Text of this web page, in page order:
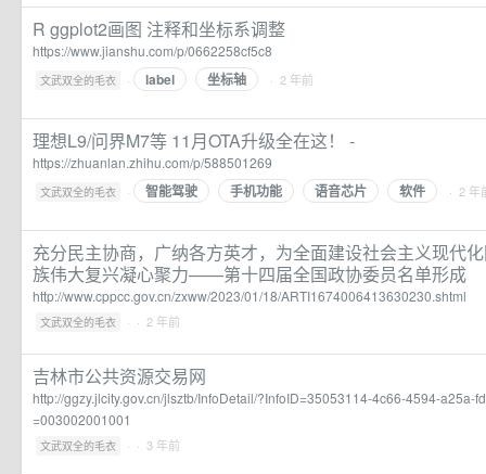
R ggplot2画图 注释和坐标系调整
https://www.jianshu.com/p/0662258cf5c8
文武双全的毛衣 · label 坐标轴 · 2 年前
理想L9/问界M7等 11月OTA升级全在这！ -
https://zhuanlan.zhihu.com/p/588501269
文武双全的毛衣 · 智能驾驶 手机功能 语音芯片 软件 · 2 年
充分民主协商，广纳各方英才，为全面建设社会主义现代
族伟大复兴凝心聚力——第十四届全国政协委员名单形成
http://www.cppcc.gov.cn/zxww/2023/01/18/ARTI1674006413630230.shtml
文武双全的毛衣 · · 2 年前
吉林市公共资源交易网
http://ggzy.jlcity.gov.cn/jlsztb/InfoDetail/?InfoID=35053114-4c66-4594-a25a-
=003002001001
文武双全的毛衣 · · 3 年前